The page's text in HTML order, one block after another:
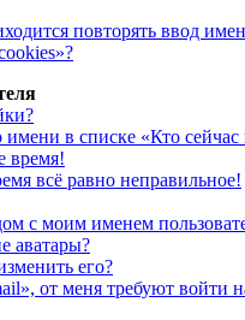
повторять ввод
в списке «Кто
время!
всё равно неправильное!
с моим именем
аватары?
его?
от меня требуют войти